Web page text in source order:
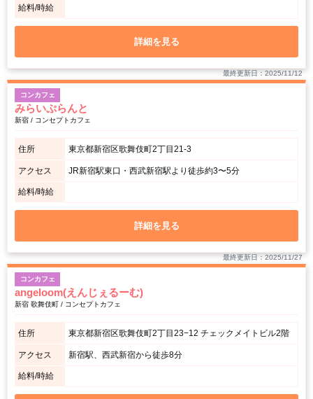
給料/時給
詳細を見る
最終更新日：2025/11/12
コンカフェ
みらいぷらんと
新宿 / コンセプトカフェ
住所 東京都新宿区歌舞伎町2丁目21-3
アクセス JR新宿駅東口・西武新宿駅より徒歩約3〜5分
給料/時給
詳細を見る
最終更新日：2025/11/27
コンカフェ
angeloom(えんじぇるーむ)
新宿 歌舞伎町 / コンセプトカフェ
住所 東京都新宿区歌舞伎町2丁目23−12 チェックメイトビル2階
アクセス 新宿駅、西武新宿から徒歩8分
給料/時給